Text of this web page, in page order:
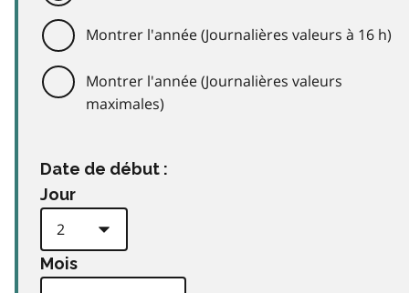
Montrer l'année (Journalières valeurs à 16 h)
Montrer l'année (Journalières valeurs
maximales)
Date de début :
Jour
Mois